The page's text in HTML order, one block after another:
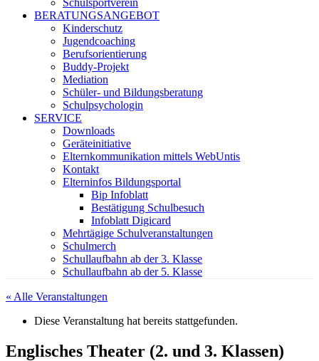
Schulsportverein
BERATUNGSANGEBOT
Kinderschutz
Jugendcoaching
Berufsorientierung
Buddy-Projekt
Mediation
Schüler- und Bildungsberatung
Schulpsychologin
SERVICE
Downloads
Geräteinitiative
Elternkommunikation mittels WebUntis
Kontakt
Elterninfos Bildungsportal
Bip Infoblatt
Bestätigung Schulbesuch
Infoblatt Digicard
Mehrtägige Schulveranstaltungen
Schulmerch
Schullaufbahn ab der 3. Klasse
Schullaufbahn ab der 5. Klasse
« Alle Veranstaltungen
Diese Veranstaltung hat bereits stattgefunden.
Englisches Theater (2. und 3. Klassen)